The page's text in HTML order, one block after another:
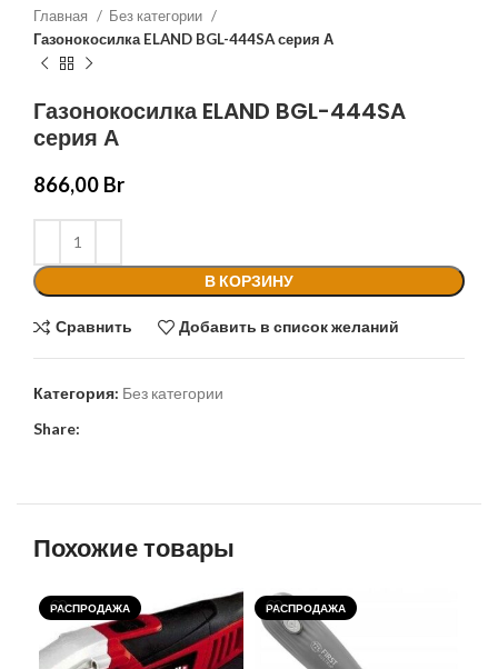
Главная
Без категории
Газонокосилка ELAND BGL-444SA серия А
Газонокосилка ELAND BGL-444SA
серия А
866,00 Br
В КОРЗИНУ
Сравнить Добавить в список желаний
Категория: Без категории
Share:
Похожие товары
РАСПРОДАЖА РАСПРОДАЖА